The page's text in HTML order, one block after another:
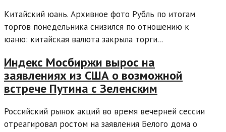
Китайский юань. Архивное фото Рубль по итогам
торгов понедельника снизился по отношению к
юаню: китайская валюта закрыла торги...
Индекс Мосбиржи вырос на
заявлениях из США о возможной
встрече Путина с Зеленским
Российский рынок акций во время вечерней сессии
отреагировал ростом на заявления Белого дома о